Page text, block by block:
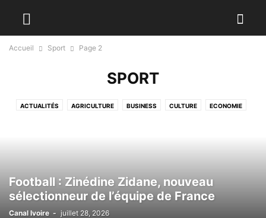
Accueil Sport Page 2
SPORT
ACTUALITÉS AGRICULTURE BUSINESS CULTURE ECONOMIE
Football : Zinédine Zidane, nouveau
sélectionneur de l’équipe de France
Canal Ivoire - juillet 28, 2026